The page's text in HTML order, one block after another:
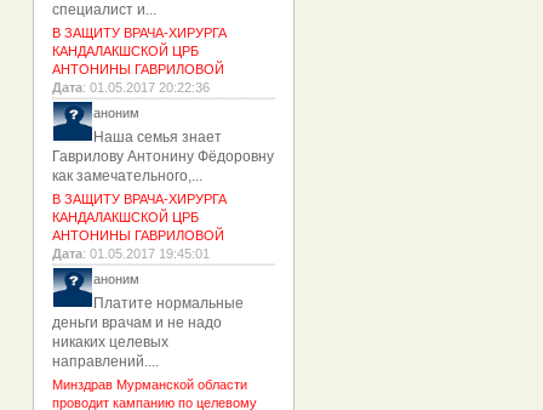
специалист и...
В ЗАЩИТУ ВРАЧА-ХИРУРГА
КАНДАЛАКШСКОЙ ЦРБ
АНТОНИНЫ ГАВРИЛОВОЙ
Дата: 01.05.2017 20:22:36
аноним
Наша семья знает
Гаврилову Антонину Фёдоровну
как замечательного,...
В ЗАЩИТУ ВРАЧА-ХИРУРГА
КАНДАЛАКШСКОЙ ЦРБ
АНТОНИНЫ ГАВРИЛОВОЙ
Дата: 01.05.2017 19:45:01
аноним
Платите нормальные
деньги врачам и не надо
никаких целевых
направлений....
Минздрав Мурманской области
проводит кампанию по целевому